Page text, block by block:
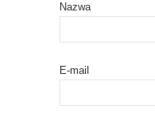
Nazwa
E-mail